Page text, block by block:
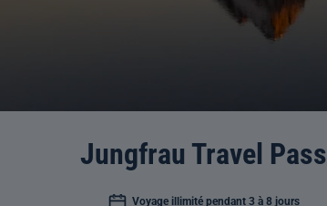
Jungfrau Travel Pass
Voyage illimité pendant 3 à 8 jours